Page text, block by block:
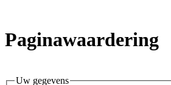
Paginawaardering
Uw gegevens